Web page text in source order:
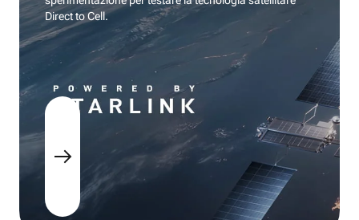
Direct to Cell.